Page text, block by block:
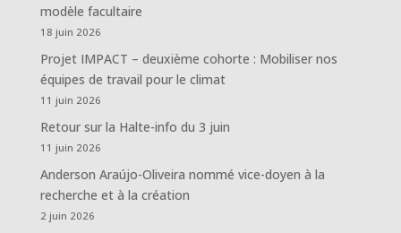
modèle facultaire
18 juin 2026
Projet IMPACT – deuxième cohorte : Mobiliser nos
équipes de travail pour le climat
11 juin 2026
Retour sur la Halte-info du 3 juin
11 juin 2026
Anderson Araújo-Oliveira nommé vice-doyen à la
recherche et à la création
2 juin 2026